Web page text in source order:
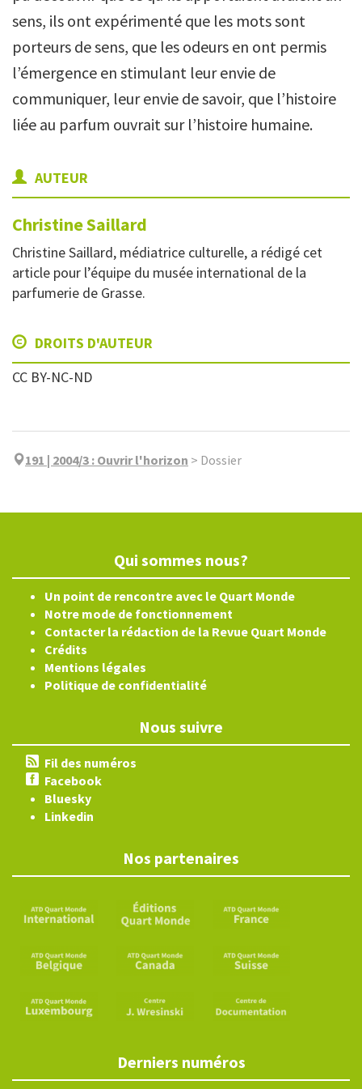
sens, ils ont expérimenté que les mots sont
porteurs de sens, que les odeurs en ont permis
l’émergence en stimulant leur envie de
communiquer, leur envie de savoir, que l’histoire
liée au parfum ouvrait sur l’histoire humaine.
AUTEUR
ChristineSaillard
Christine Saillard, médiatrice culturelle, a rédigé cet
article pour l’équipe du musée international de la
parfumerie de Grasse.
DROITS D'AUTEUR
CC BY-NC-ND
191 | 2004/3 : Ouvrir l'horizon > Dossier
Qui sommes nous?
Un point de rencontre avec le Quart Monde
Notre mode de fonctionnement
Contacter la rédaction de la Revue Quart Monde
Crédits
Mentions légales
Politique de confidentialité
Nous suivre
Fil des numéros
Facebook
Bluesky
Linkedin
Nos partenaires
Derniers numéros